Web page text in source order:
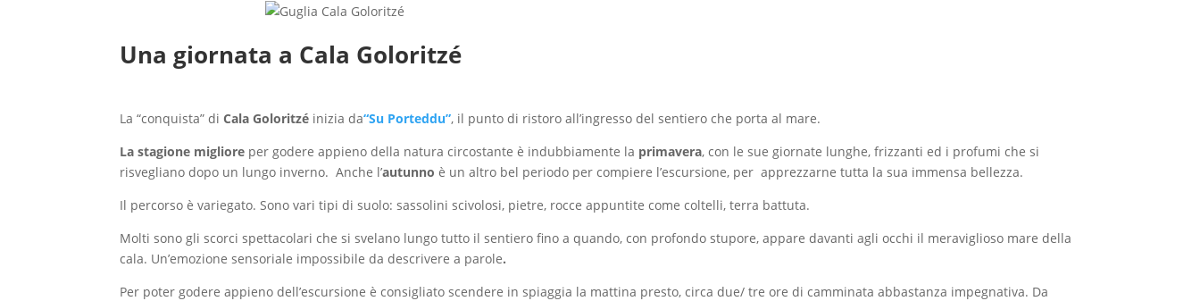
Una giornata a Cala Goloritzé
La “conquista” diCala Goloritzé inizia da“Su Porteddu”, il punto di ristoro all’ingresso del sentiero che porta al mare.
La stagione migliore per godere appieno della natura circostante è indubbiamente la primavera, con le sue giornate lunghe, frizzanti ed i profumi che si
risvegliano dopo un lungo inverno. Anche l’autunno è un altro bel periodo per compiere l’escursione, per apprezzarne tutta la sua immensa bellezza.
Il percorso è variegato. Sono vari tipi di suolo: sassolini scivolosi, pietre, rocce appuntite come coltelli, terra battuta.
Molti sono gli scorci spettacolari che si svelano lungo tutto il sentiero fino a quando, con profondo stupore, appare davanti agli occhi il meraviglioso mare della
cala. Un’emozione sensoriale impossibile da descrivere a parole.
Per poter godere appieno dell’escursione è consigliato scendere in spiaggia la mattina presto, circa due/ tre ore di camminata abbastanza impegnativa. Da